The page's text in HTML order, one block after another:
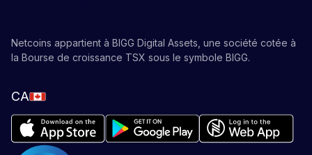
Netcoins appartient à BIGG Digital Assets, une société cotée à
la Bourse de croissance TSX sous le symbole BIGG.
CA